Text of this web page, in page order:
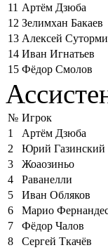
11 Артём Дзюба
12 Зелимхан Бакаев
13 Алексей
14 Иван Игнатьев
15 Фёдор Смолов
№ Игрок
1
Артём Дзюба
2
Юрий Газинский
3
Жоаозиньо
4
Раванелли
5
Иван Обляков
6
Марио
7
Фёдор Чалов
8
Сергей Ткачёв